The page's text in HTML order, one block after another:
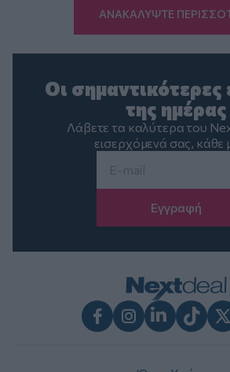
ΑΝΑΚΑΛΥΨΤΕ
Οι σημαντικότερες
της ημέρας
Λάβετε τα καλύτερα του
εισερχόμενά σας, κάθε